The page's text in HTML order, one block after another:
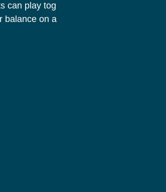
can play tog
balance on a